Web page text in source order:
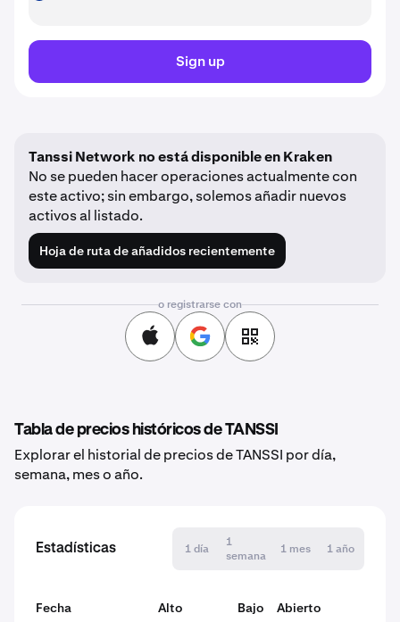
Sign up
Tanssi Network no está disponible en Kraken
No se pueden hacer operaciones actualmente con
este activo; sin embargo, solemos añadir nuevos
activos al listado.
Hoja de ruta de añadidos recientemente
o registrarse con
Tabla de precios históricos de TANSSI
Explorar el historial de precios de TANSSI por día,
semana, mes o año.
Estadísticas 1 día
1
semana
1 mes 1 año
Fecha Alto Bajo Abierto